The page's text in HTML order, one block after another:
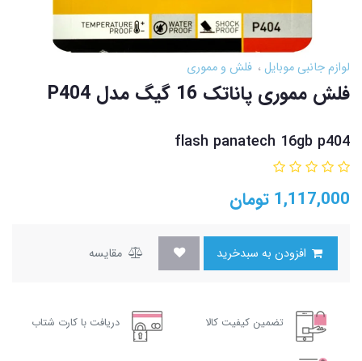
لوازم جانبی موبایل فلش و مموری
فلش مموری پاناتک 16 گیگ مدل P404
flash panatech 16gb p404
1,117,000 تومان
مقایسه
تضمین کیفیت کالا دریافت با کارت شتاب